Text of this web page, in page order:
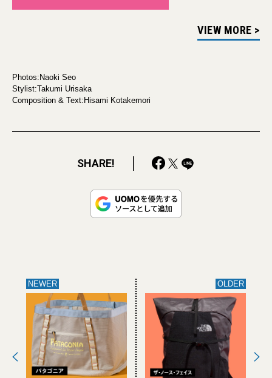
VIEW MORE >
Photos:Naoki Seo
Stylist:Takumi Urisaka
Composition & Text:Hisami Kotakemori
SHARE!
NEWER OLDER